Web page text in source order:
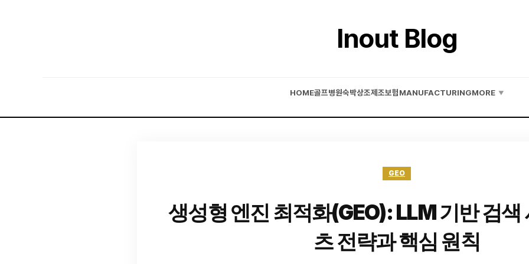
Inout Blog
HOME골프병원숙박상조제조보험MANUFACTURINGMORE ▼
GEO
생성형 엔진 최적화(GEO): LLM 기반 검색
츠 전략과 핵심 원칙